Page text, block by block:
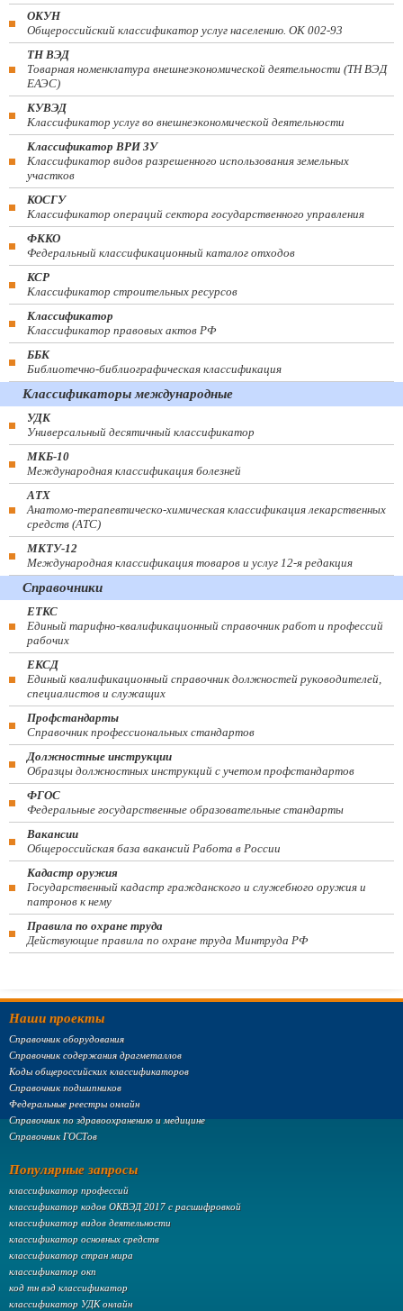
ОКУН
Общероссийский классификатор услуг населению. ОК 002-93
ТН ВЭД
Товарная номенклатура внешнеэкономической деятельности (ТН ВЭД
ЕАЭС)
КУВЭД
Классификатор услуг во внешнеэкономической деятельности
Классификатор ВРИ ЗУ
Классификатор видов разрешенного использования земельных
участков
КОСГУ
Классификатор операций сектора государственного управления
ФККО
Федеральный классификационный каталог отходов
КСР
Классификатор строительных ресурсов
Классификатор
Классификатор правовых актов РФ
ББК
Библиотечно-библиографическая классификация
Классификаторы международные
УДК
Универсальный десятичный классификатор
МКБ-10
Международная классификация болезней
АТХ
Анатомо-терапевтическо-химическая классификация лекарственных
средств (ATC)
МКТУ-12
Международная классификация товаров и услуг 12-я редакция
Справочники
ЕТКС
Единый тарифно-квалификационный справочник работ и профессий
рабочих
ЕКСД
Единый квалификационный справочник должностей руководителей,
специалистов и служащих
Профстандарты
Справочник профессиональных стандартов
Должностные инструкции
Образцы должностных инструкций с учетом профстандартов
ФГОС
Федеральные государственные образовательные стандарты
Вакансии
Общероссийская база вакансий Работа в России
Кадастр оружия
Государственный кадастр гражданского и служебного оружия и
патронов к нему
Правила по охране труда
Действующие правила по охране труда Минтруда РФ
Наши проекты
Справочник оборудования
Справочник содержания драгметаллов
Коды общероссийских классификаторов
Справочник подшипников
Федеральные реестры онлайн
Справочник по здравоохранению и медицине
Справочник ГОСТов
Популярные запросы
классификатор профессий
классификатор кодов ОКВЭД 2017 с расшифровкой
классификатор видов деятельности
классификатор основных средств
классификатор стран мира
классификатор окп
код тн вэд классификатор
классификатор УДК онлайн